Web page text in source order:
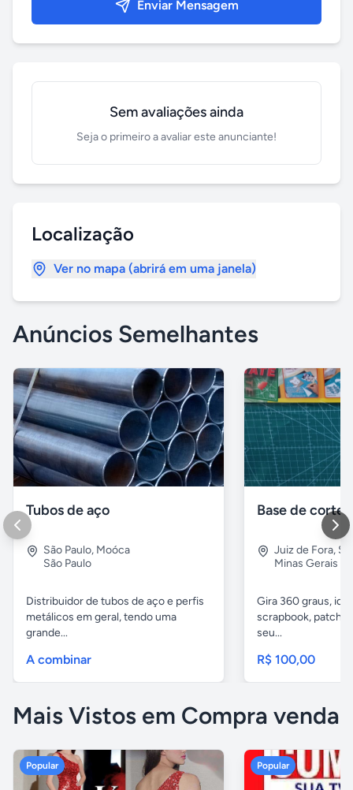
Enviar Mensagem
Sem avaliações ainda
Seja o primeiro a avaliar este anunciante!
Localização
Ver no mapa (abrirá em uma janela)
Anúncios Semelhantes
Tubos de aço
São Paulo, Moóca
São Paulo
Distribuidor de tubos de aço e perfis
metálicos em geral, tendo uma
grande...
A combinar
Juiz de Fora,
Minas Gerais
Gira 360 graus,
scrapbook,
seu...
R$ 100,00
Mais Vistos em Compra venda
Popular Popular